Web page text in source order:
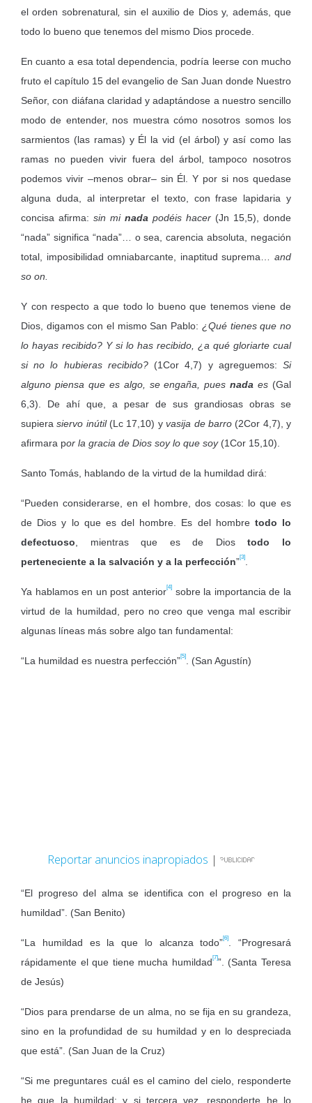
el orden sobrenatural,sin el auxilio de Dios y, además, que
todo lo bueno que tenemos del mismo Dios procede.
En cuanto a esa total dependencia, podría leerse con mucho
fruto el capítulo 15 del evangelio de San Juan donde Nuestro
Señor, con diáfana claridad y adaptándose a nuestro sencillo
modo de entender, nos muestra cómo nosotros somos los
sarmientos (las ramas) y Él la vid (el árbol) y así como las
ramas no pueden vivir fuera del árbol, tampoco nosotros
podemos vivir –menos obrar– sin Él. Y por si nos quedase
alguna duda, al interpretar el texto, con frase lapidaria y
concisa afirma: sin mi nada podéis hacer (Jn 15,5), donde
“nada” significa “nada”… o sea, carencia absoluta, negación
total, imposibilidad omniabarcante, inaptitud suprema… and
so on.
Y con respecto a que todo lo bueno que tenemos viene de
Dios, digamos con el mismo San Pablo: ¿Qué tienes que no
lo hayas recibido? Y si lo has recibido, ¿a qué gloriarte cual
si no lo hubieras recibido? (1Cor 4,7) y agreguemos:Si
alguno piensa que es algo, se engaña, puesnada es (Gal
6,3). De ahí que, a pesar de sus grandiosas obras se
supierasiervo inútil (Lc 17,10) yvasija de barro (2Cor 4,7), y
afirmara por la gracia de Dios soy lo que soy (1Cor 15,10).
Santo Tomás, hablando de la virtud de la humildad dirá:
“Pueden considerarse, en el hombre, dos cosas: lo que es
de Dios y lo que es del hombre. Es del hombre todo lo
defectuoso , mientras que es de Diostodo lo
perteneciente a la salvación y a la perfección”[3]
Ya hablamos en un post anterior[4]
sobre la importancia de la
virtud de la humildad, pero no creo que venga mal escribir
algunas líneas más sobre algo tan fundamental:
“La humildad es nuestra perfección”[5] . (San Agustín)
Reportar anuncios inapropiados |
“El progreso del alma se identifica con el progreso en la
humildad”. (San Benito)
“La humildad es la que lo alcanza todo”[6]
. “Progresará
rápidamente el que tiene mucha humildad [7]”. (Santa Teresa
de Jesús)
“Dios para prendarse de un alma, no se fija en su grandeza,
sino en la profundidad de su humildad y en lo despreciada
que está”. (San Juan de la Cruz)
“Si me preguntares cuál es el camino del cielo, responderte
he que la humildad: y si tercera vez, responderte he lo